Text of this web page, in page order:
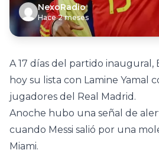
NexoRadio
Hace 2 meses
A 17 días del partido inaugural,
hoy su lista con Lamine Yamal
jugadores del Real Madrid.
Anoche hubo una señal de
cuando Messi salió por una
Miami.